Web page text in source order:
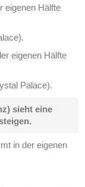
eigenen Hälfte
eigenen Hälfte
Palace).
sieht eine
in der eigenen